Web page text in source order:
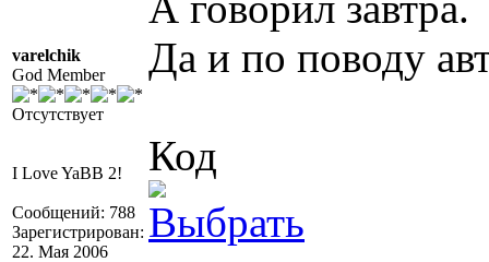
varelchik
God Member
Отсутствует
I Love YaBB 2!
Сообщений: 788
Зарегистрирован:
22. Мая 2006
Да и по поводу
Код